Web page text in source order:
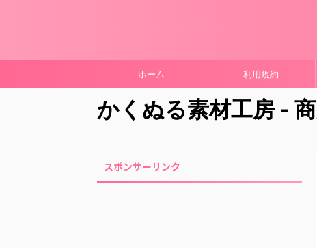
ホーム 利用規約
かくぬる素材工房 -
スポンサーリンク